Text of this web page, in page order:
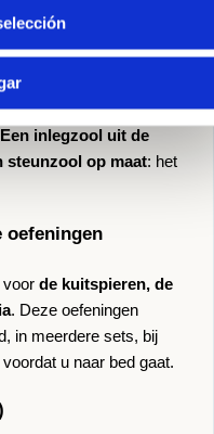
onderzoek:
van de hiel,
Een inlegzool uit de
steunzool op maat: het
oefeningen
voor de kuitspieren, de
. Deze oefeningen
in meerdere sets, bij
u naar bed gaat.